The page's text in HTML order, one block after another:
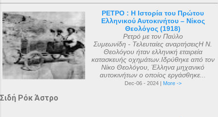
ΡΕΤΡΟ : Η Ιστορία του Πρώτου
Ελληνικού Αυτοκινήτου – Νίκος
Θεολόγος (1918)
Ρετρό με τον Παύλο
Συμεωνίδη - Τελευταίες αναρτήσειςΗ Ν.
Θεολόγου ήταν ελληνική εταιρεία
κατασκευής οχημάτων.Ιδρύθηκε από τον
Νίκο Θεολόγου, Έλληνα μηχανικό
αυτοκινήτων ο οποίος εργάσθηκε...
Dec-06 - 2024 | More ->
Σιδή Ρόκ Άστρο